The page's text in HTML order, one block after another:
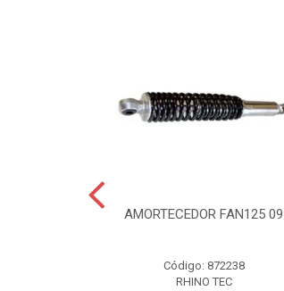
AMORTECEDOR FAN125 09
Código: 872238
RHINO TEC